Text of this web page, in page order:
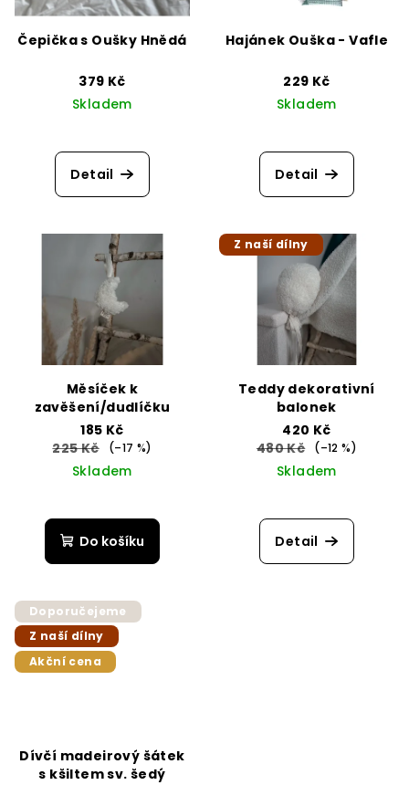
Čepička s Oušky Hnědá
379 Kč
Skladem
Detail
Hajánek Ouška - Vafle
229 Kč
Skladem
Detail
Měsíček k
zavěšení/dudlíčku
185 Kč
225 Kč
(–17 %)
Skladem
Do košíku
Z naší dílny
Teddy dekorativní
balonek
420 Kč
480 Kč
(–12 %)
Skladem
Detail
Doporučejeme
Z naší dílny
Akční cena
Dívčí madeirový šátek
s kšiltem sv. šedý